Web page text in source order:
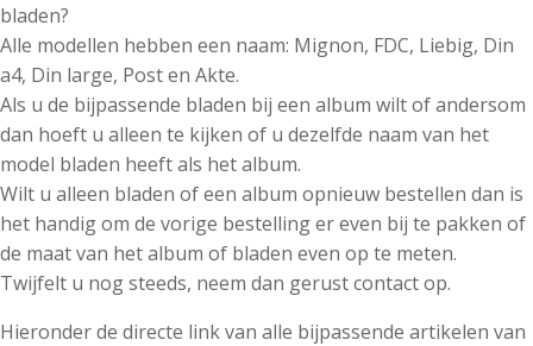
bladen?
Alle modellen hebben een naam: Mignon, FDC, Liebig, Din
a4, Din large, Post en Akte.
Als u de bijpassende bladen bij een album wilt of andersom
dan hoeft u alleen te kijken of u dezelfde naam van het
model bladen heeft als het album.
Wilt u alleen bladen of een album opnieuw bestellen dan is
het handig om de vorige bestelling er even bij te pakken of
de maat van het album of bladen even op te meten.
Twijfelt u nog steeds, neem dan gerust contact op.
Hieronder de directe link van alle bijpassende artikelen van